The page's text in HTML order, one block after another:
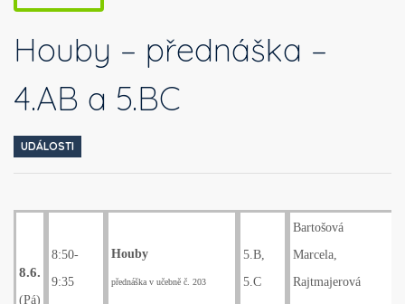
Houby – přednáška –
4.AB a 5.BC
UDÁLOSTI
8.6.
(Pá)
8:50-
9:35
Houby
přednáška v učebně č. 203
5.B,
5.C
Bartošová
Marcela,
Rajtmajerová